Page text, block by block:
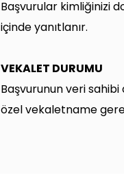
Başvurular kimliğinizi
içinde yanıtlanır.
VEKALET DURUMU
Başvurunun veri sahibi
özel vekaletname